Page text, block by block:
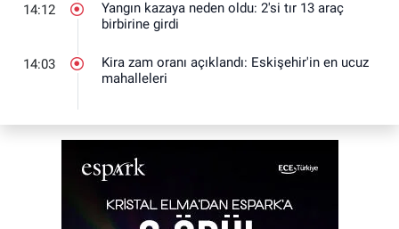
14:12
Yangın kazaya neden oldu: 2'si tır 13 araç
birbirine girdi
14:03
Kira zam oranı açıklandı: Eskişehir'in en ucuz
mahalleleri